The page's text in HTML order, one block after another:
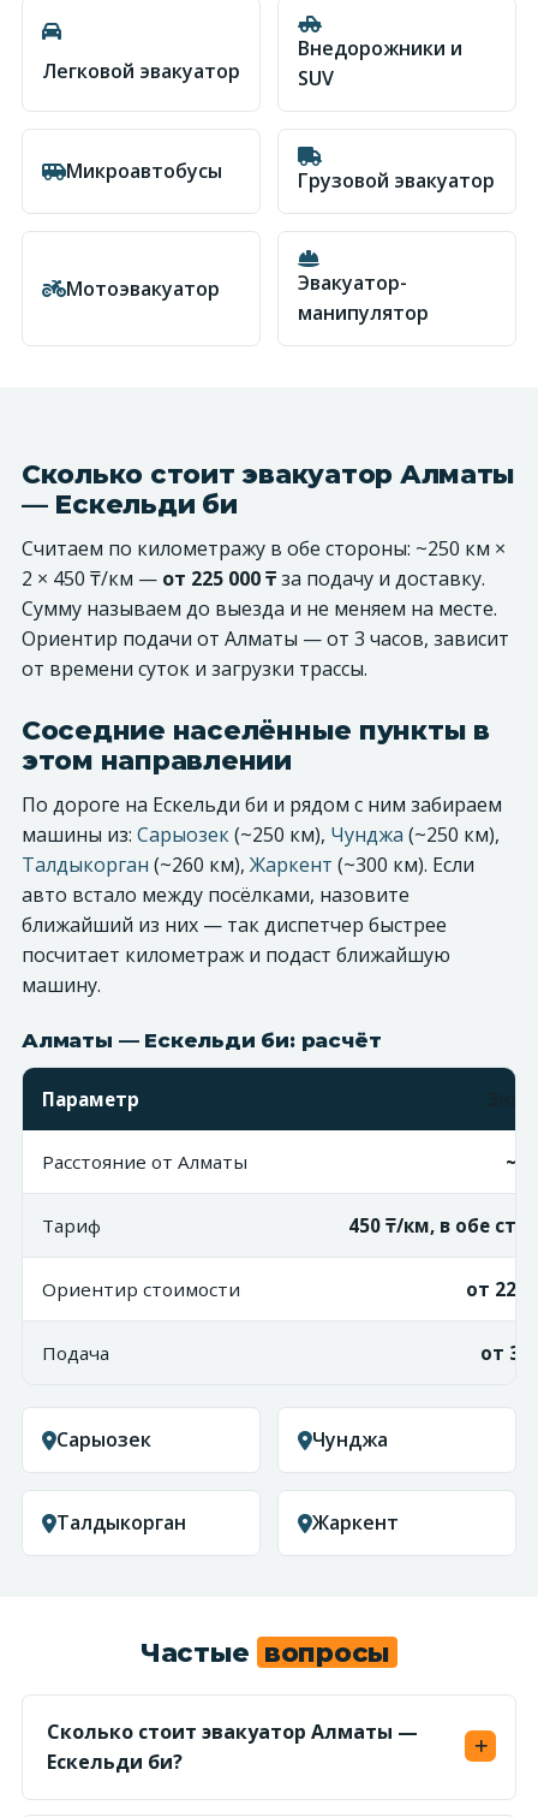
Легковой эвакуатор
Внедорожники и
SUV
Микроавтобусы Грузовой эвакуатор
Мотоэвакуатор
Эвакуатор-
манипулятор
Сколько стоит эвакуатор Алматы
— Ескельди би
Считаем по километражу в обе стороны: ~250 км ×
2 × 450 ₸/км — от 225 000 ₸за подачу и доставку.
Сумму называем до выезда и не меняем на месте.
Ориентир подачи от Алматы — от 3 часов, зависит
от времени суток и загрузки трассы.
Соседние населённые пункты в
этом направлении
По дороге на Ескельди би и рядом с ним забираем
машины из: Сарыозек(~250 км), Чунджа (~250 км),
Талдыкорган (~260 км), Жаркент (~300 км). Если
авто встало между посёлками, назовите
ближайший из них — так диспетчер быстрее
посчитает километраж и подаст ближайшую
машину.
Алматы — Ескельди би: расчёт
Параметр
Расстояние от Алматы
Тариф 450 ₸/км, в обе
Ориентир стоимости от 225
Подача от 3
Сарыозек Чунджа
Талдыкорган Жаркент
Частые вопросы
Сколько стоит эвакуатор Алматы —
Ескельди би?